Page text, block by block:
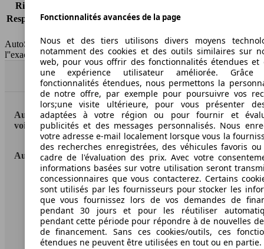
Risques partiels
Responsabilité civile -
AutoScout24 France SAS décline toute responsabilité concernant
l''exactitude des indications fournies.
Haut
AutoScout24: la plus grande plateforme en ligne de
voitures en Europe
AutoScout24
A propos d'AutoScout24
Conditions d'utilisation
Informations légales
Protection des données
Fonctionnalités avancées de la page
Nous et des tiers utilisons divers moyens
notamment des cookies et des outils similaires sur
web, pour vous offrir des fonctionnalités étendues et
une expérience utilisateur améliorée.
fonctionnalités étendues, nous permettons la
de notre offre, par exemple pour poursuivre vos
lors;une visite ultérieure, pour vous présenter
adaptées à votre région ou pour fournir et
publicités et des messages personnalisés. Nous
votre adresse e-mail localement lorsque vous la
des recherches enregistrées, des véhicules favoris
cadre de l'évaluation des prix. Avec votre
informations basées sur votre utilisation seront
concessionnaires que vous contacterez. Certains
sont utilisés par les fournisseurs pour stocker les
que vous fournissez lors de vos demandes de
pendant 30 jours et pour les réutiliser
pendant cette période pour répondre à de nouvelles
de financement. Sans ces cookies/outils, ces
étendues ne peuvent être utilisées en tout ou en partie.